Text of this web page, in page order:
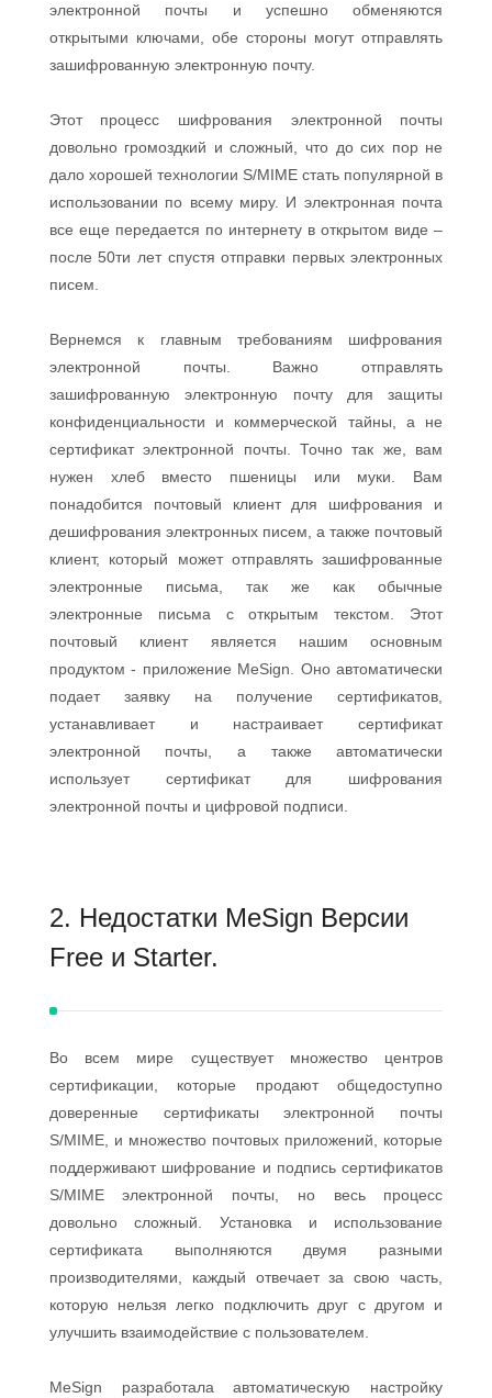
электронной почты и успешно обменяются
открытыми ключами, обе стороны могут отправлять
зашифрованную электронную почту.
Этот процесс шифрования электронной почты
довольно громоздкий и сложный, что до сих пор не
дало хорошей технологии S/MIME стать популярной в
использовании по всему миру. И электронная почта
все еще передается по интернету в открытом виде –
после 50ти лет спустя отправки первых электронных
писем.
Вернемся к главным требованиям шифрования
электронной почты. Важно отправлять
зашифрованную электронную почту для защиты
конфиденциальности и коммерческой тайны, а не
сертификат электронной почты. Точно так же, вам
нужен хлеб вместо пшеницы или муки. Вам
понадобится почтовый клиент для шифрования и
дешифрования электронных писем, а также почтовый
клиент, который может отправлять зашифрованные
электронные письма, так же как обычные
электронные письма с открытым текстом. Этот
почтовый клиент является нашим основным
продуктом - приложение MeSign. Оно автоматически
подает заявку на получение сертификатов,
устанавливает и настраивает сертификат
электронной почты, а также автоматически
использует сертификат для шифрования
электронной почты и цифровой подписи.
2. Недостатки MeSign Версии
Free и Starter.
Во всем мире существует множество центров
сертификации, которые продают общедоступно
доверенные сертификаты электронной почты
S/MIME, и множество почтовых приложений, которые
поддерживают шифрование и подпись сертификатов
S/MIME электронной почты, но весь процесс
довольно сложный. Установка и использование
сертификата выполняются двумя разными
производителями, каждый отвечает за свою часть,
которую нельзя легко подключить друг с другом и
улучшить взаимодействие с пользователем.
MeSign разработала автоматическую настройку